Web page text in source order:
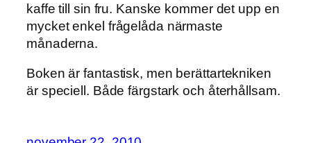
kaffe till sin fru. Kanske kommer det upp en
mycket enkel frågelåda närmaste
månaderna.
Boken är fantastisk, men berättartekniken
är speciell. Både färgstark och återhållsam.